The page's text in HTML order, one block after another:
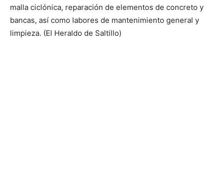
malla ciclónica, reparación de elementos de concreto y
bancas, así como labores de mantenimiento general y
limpieza. (El Heraldo de Saltillo)